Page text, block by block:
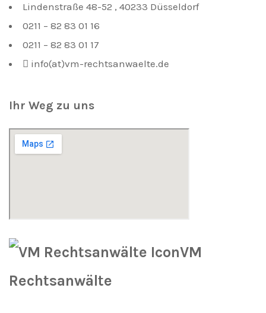
Lindenstraße 48-52 , 40233 Düsseldorf
0211 – 82 83 01 16
0211 – 82 83 01 17
info(at)vm-rechtsanwaelte.de
Ihr Weg zu uns
VM
Rechtsanwälte